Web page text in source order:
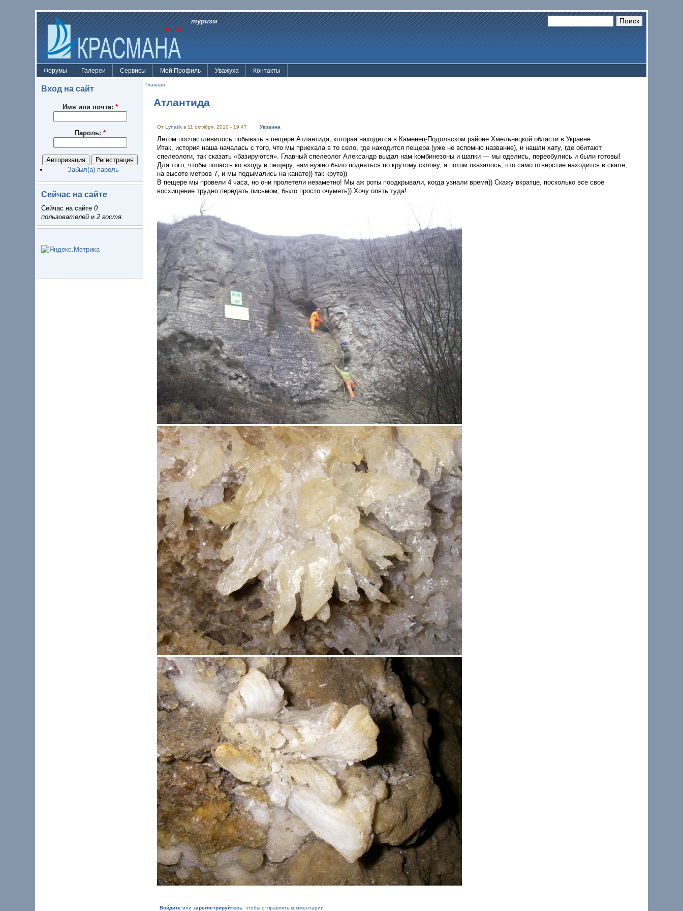
туризм
Форумы Галереи Сервисы Мой Профиль Уважуха Контакты
Вход на сайт
Имя или почта: *
Пароль: *
Забыл(а) пароль
Сейчас на сайте
Сейчас на сайте 0
пользователей и 2 гостя
Главная
Атлантида
От Lynatikв 11 октября, 2010 - 19:47 Украина
Летом посчастливилось побывать в пещере Атлантида, которая находится в Каменец-Подольском районе Хмельницкой области в Украине.
Итак, история наша началась с того, что мы приехала в то село, где находится пещера (уже не вспомню название), и нашли хату, где обитают
спелеологи, так сказать «базируются». Главный спелеолог Александр выдал нам комбинезоны и шапки — мы оделись, переобулись и были готовы!
Для того, чтобы попасть ко входу в пещеру, нам нужно было подняться по крутому склону, а потом оказалось, что само отверстие находится в скале,
на высоте метров 7, и мы подымались на канате)) так круто))
В пещере мы провели 4 часа, но они пролетели незаметно! Мы аж роты поодкрывали, когда узнали время)) Скажу вкратце, посколько все свое
восхищение трудно передать письмом, было просто очуметь)) Хочу опять туда!
Войдитеили зарегистрируйтесь, чтобы отправлять комментарии